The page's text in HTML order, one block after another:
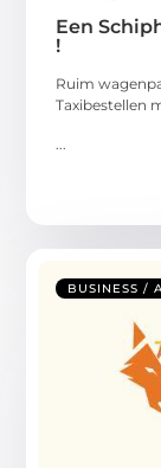
Een
!
Ruim
Taxibestellen
BUSINESS /